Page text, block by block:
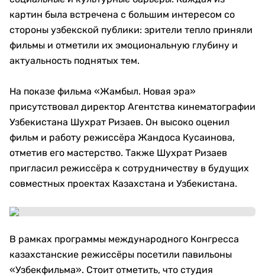
картин была встречена с большим интересом со
стороны узбекской публики: зрители тепло приняли
фильмы и отметили их эмоциональную глубину и
актуальность поднятых тем.
На показе фильма «Жамбыл. Новая эра»
присутствовал директор Агентства кинематографии
Узбекистана Шухрат Ризаев. Он высоко оценил
фильм и работу режиссёра Жандоса Кусаинова,
отметив его мастерство. Также Шухрат Ризаев
пригласил режиссёра к сотрудничеству в будущих
совместных проектах Казахстана и Узбекистана.
В рамках программы международного Конгресса
казахстанские режиссёры посетили павильоны
«Узбекфильма». Стоит отметить, что студия